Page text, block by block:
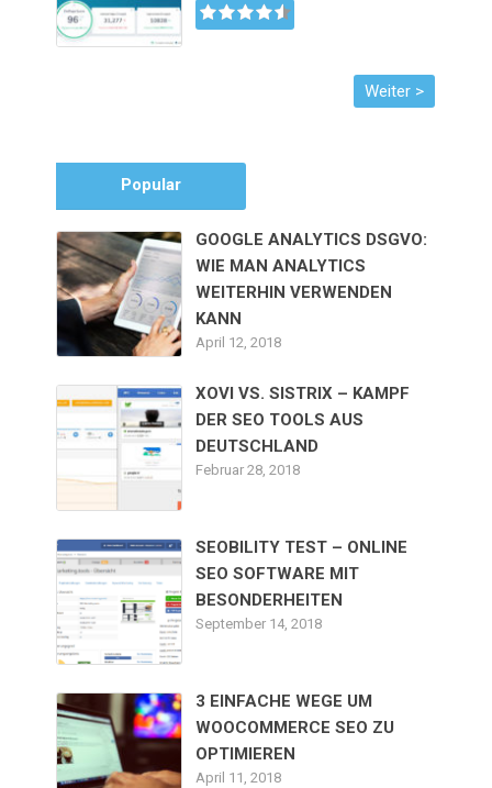
Popular
GOOGLE ANALYTICS DSGVO:
WIE MAN ANALYTICS
WEITERHIN VERWENDEN
KANN
April 12, 2018
XOVI VS. SISTRIX – KAMPF
DER SEO TOOLS AUS
DEUTSCHLAND
Februar 28, 2018
SEOBILITY TEST – ONLINE
SEO SOFTWARE MIT
BESONDERHEITEN
September 14, 2018
3 EINFACHE WEGE UM
WOOCOMMERCE SEO ZU
OPTIMIEREN
April 11, 2018